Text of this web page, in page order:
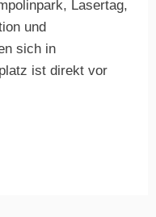
Lasertag,
und
sich in
ist direkt vor